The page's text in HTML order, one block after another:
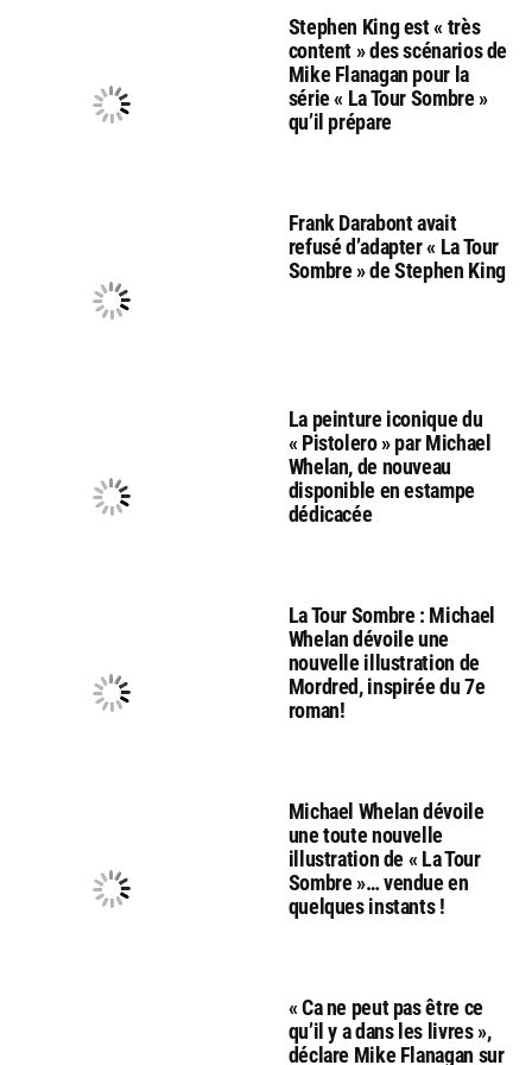
Stephen King est « très
content » des scénarios de
Mike Flanagan pour la
série « La Tour Sombre »
qu’il prépare
Frank Darabont avait
refusé d’adapter « La Tour
Sombre » de Stephen King
La peinture iconique du
« Pistolero » par Michael
Whelan, de nouveau
disponible en estampe
dédicacée
La Tour Sombre : Michael
Whelan dévoile une
nouvelle illustration de
Mordred, inspirée du 7e
roman!
Michael Whelan dévoile
une toute nouvelle
illustration de « La Tour
Sombre »… vendue en
quelques instants !
« Ca ne peut pas être ce
qu’il y a dans les livres »,
déclare Mike Flanagan sur